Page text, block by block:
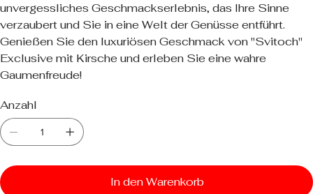
unvergessliches Geschmackserlebnis, das Ihre Sinne
verzaubert und Sie in eine Welt der Genüsse entführt.
Genießen Sie den luxuriösen Geschmack von "Svitoch"
Exclusive mit Kirsche und erleben Sie eine wahre
Gaumenfreude!
Anzahl
In den Warenkorb